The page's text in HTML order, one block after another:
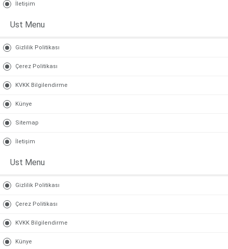
İletişim
Ust Menu
Gizlilik Politikası
Çerez Politikası
KVKK Bilgilendirme
Künye
Sitemap
İletişim
Ust Menu
Gizlilik Politikası
Çerez Politikası
KVKK Bilgilendirme
Künye